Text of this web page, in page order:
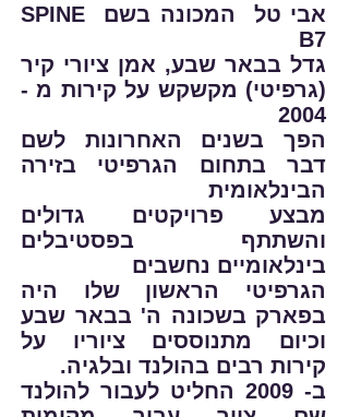
אבי טל
המכונה בשם SPINE
B7
גדל בבאר שבע, אמן ציורי קיר
(גרפיטי) מקשקש על קירות מ -
2004
הפך בשנים האחרונות לשם
דבר בתחום הגרפיטי בזירה
הבינלאומית
מבצע פרויקטים גדולים
והשתתף בפסטיבלים
בינלאומיים נחשבים
הגרפיטי הראשון שלו היה
בפארק בשכונה ה' בבאר שבע
וכיום מתנוססים ציוריו על
קירות רבים בהולנד ובלגיה.
ב- 2009 החליט לעבור להולנד